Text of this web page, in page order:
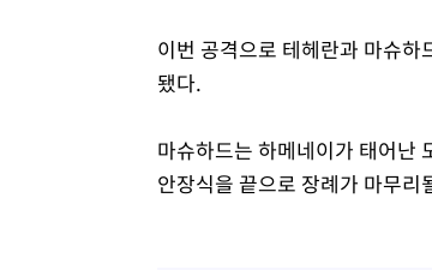
이번 공격으로 테헤란과 마슈
됐다.
마슈하드는 하메네이가 태어난
안장식을 끝으로 장례가 마무리